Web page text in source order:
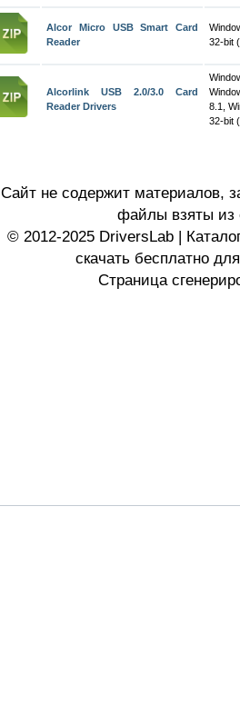
Alcor Micro USB Smart Card
Reader
32-bit
Alcorlink USB 2.0/3.0 Card
Reader Drivers
8.1,
32-bit
Сайт не содержит материалов,
файлы взяты из
© 2012-2025 DriversLab |
скачать бесплатно
Страница